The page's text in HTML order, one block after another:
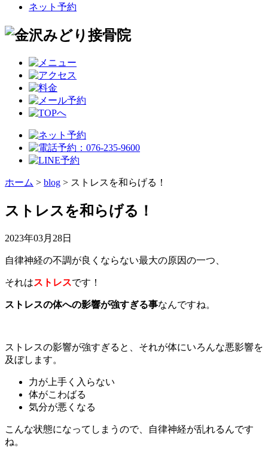
ネット予約
ホーム > blog > ストレスを和らげる！
ストレスを和らげる！
2023年03月28日
自律神経の不調が良くならない最大の原因の一つ、
それはストレスです！
ストレスの体への影響が強すぎる事なんですね。
ストレスの影響が強すぎると、それが体にいろんな悪影響を
及ぼします。
力が上手く入らない
体がこわばる
気分が悪くなる
こんな状態になってしまうので、自律神経が乱れるんです
ね。